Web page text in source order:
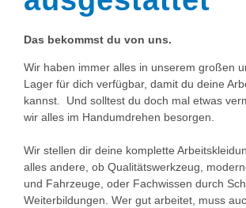
Das bekommst du von uns.
Wir haben immer alles in unserem großen
Lager für dich verfügbar, damit du deine
kannst. Und solltest du doch mal etwas
wir alles im Handumdrehen besorgen.
Wir stellen dir deine komplette
alles andere, ob Qualitätswerkzeug,
und Fahrzeuge, oder Fachwissen durch
Weiterbildungen. Wer gut arbeitet, muss